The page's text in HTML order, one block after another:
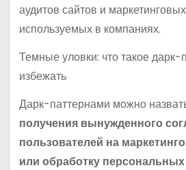
аудитов сайтов и
используемых в компаниях.
Темные уловки: что такое дарк-
избежать
Дарк-паттернами можно
получения вынужденного
пользователей на
или обработку